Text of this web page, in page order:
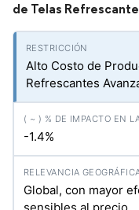
de Telas
Alto Costo de
Refrescantes
-1.4%
Global, con mayor